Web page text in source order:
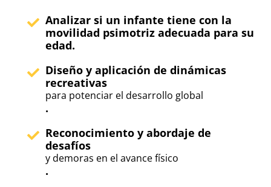
Analizar si un infante tiene con la
movilidad psimotriz adecuada para su
edad.
Diseño y aplicación de dinámicas
recreativas
para potenciar el desarrollo global
.
Reconocimiento y abordaje de
desafíos
y demoras en el avance físico
.